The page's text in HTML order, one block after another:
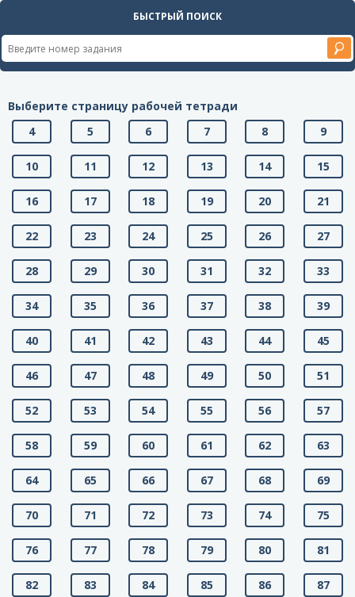
БЫСТРЫЙ ПОИСК
Выберите страницу рабочей тетради
4
5 6 7 8 9
10 11 12 13 14 15
16 17 18 19 20 21
22 23 24 25 26 27
28 29 30 31 32 33
34 35 36 37 38 39
40 41 42 43 44 45
46 47 48 49 50 51
52 53 54 55 56 57
58 59 60 61 62 63
64 65 66 67 68 69
70 71 72 73 74 75
76 77 78 79 80 81
82 83 84 85 86 87